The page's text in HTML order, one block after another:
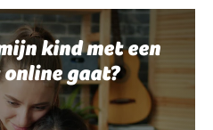
kind met een
gaat?